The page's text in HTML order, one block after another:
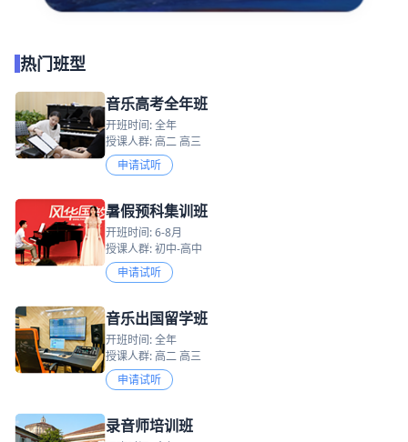
热门班型
音乐高考全年班
开班时间: 全年
授课人群: 高二 高三
申请试听
暑假预科集训班
开班时间: 6-8月
授课人群: 初中-高中
申请试听
音乐出国留学班
开班时间: 全年
授课人群: 高二 高三
申请试听
录音师培训班